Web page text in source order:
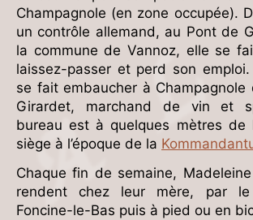
Champagnole (en zone occupée).
un contrôle allemand, au Pont de
la commune de Vannoz, elle se
laissez-passer et perd son
se fait embaucher à Champagnole
Girardet, marchand de vin et
bureau est à quelques mètres de
siège à l’époque de la
Chaque fin de semaine,
rendent chez leur mère, par le
Foncine-le-Bas puis à pied ou en